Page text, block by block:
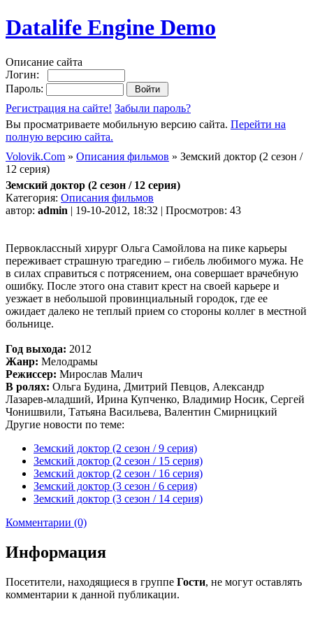
Datalife Engine Demo
Описание сайта
Логин:
Пароль:
Регистрация на сайте! Забыли пароль?
Вы просматриваете мобильную версию сайта. Перейти на
полную версию сайта.
Volovik.Com » Описания фильмов » Земский доктор (2 сезон /
12 серия)
Земский доктор (2 сезон / 12 серия)
Категория: Описания фильмов
автор: admin | 19-10-2012, 18:32 | Просмотров: 43
Первоклассный хирург Ольга Самойлова на пике карьеры
переживает страшную трагедию – гибель любимого мужа. Не
в силах справиться с потрясением, она совершает врачебную
ошибку. После этого она ставит крест на своей карьере и
уезжает в небольшой провинциальный городок, где ее
ожидает далеко не теплый прием со стороны коллег в местной
больнице.
Год выхода: 2012
Жанр: Мелодрамы
Режиссер: Мирослав Малич
В ролях: Ольга Будина, Дмитрий Певцов, Александр
Лазарев-младший, Ирина Купченко, Владимир Носик, Сергей
Чонишвили, Татьяна Васильева, Валентин Смирницкий
Другие новости по теме:
Земский доктор (2 сезон / 9 серия)
Земский доктор (2 сезон / 15 серия)
Земский доктор (2 сезон / 16 серия)
Земский доктор (3 сезон / 6 серия)
Земский доктор (3 сезон / 14 серия)
Комментарии (0)
Информация
Посетители, находящиеся в группе Гости, не могут оставлять
комментарии к данной публикации.